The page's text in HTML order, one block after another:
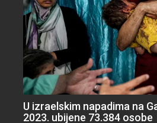
U izraelskim napadima na
2023. ubijene 73.384 osobe